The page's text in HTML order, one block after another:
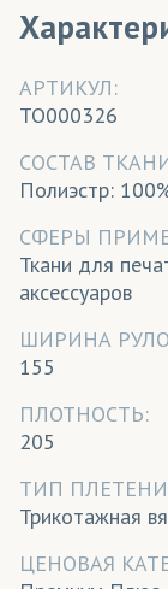
АРТИКУЛ:
TO000326
CОСТАВ
Полиэстр:
СФЕРЫ
Ткани для
аксессуаров
ШИРИНА
155
ПЛОТНОСТЬ:
205
ТИП
Трикотажная
ЦЕНОВАЯ